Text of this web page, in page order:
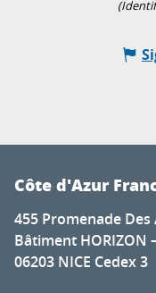
Côte d'Azur
455 Promenade Des
Bâtiment HORIZON
06203 NICE Cedex 3